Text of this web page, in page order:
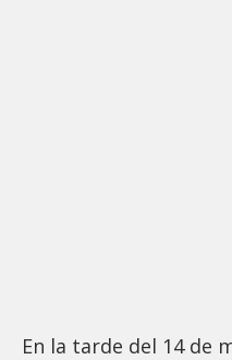
En la tarde del 14 de